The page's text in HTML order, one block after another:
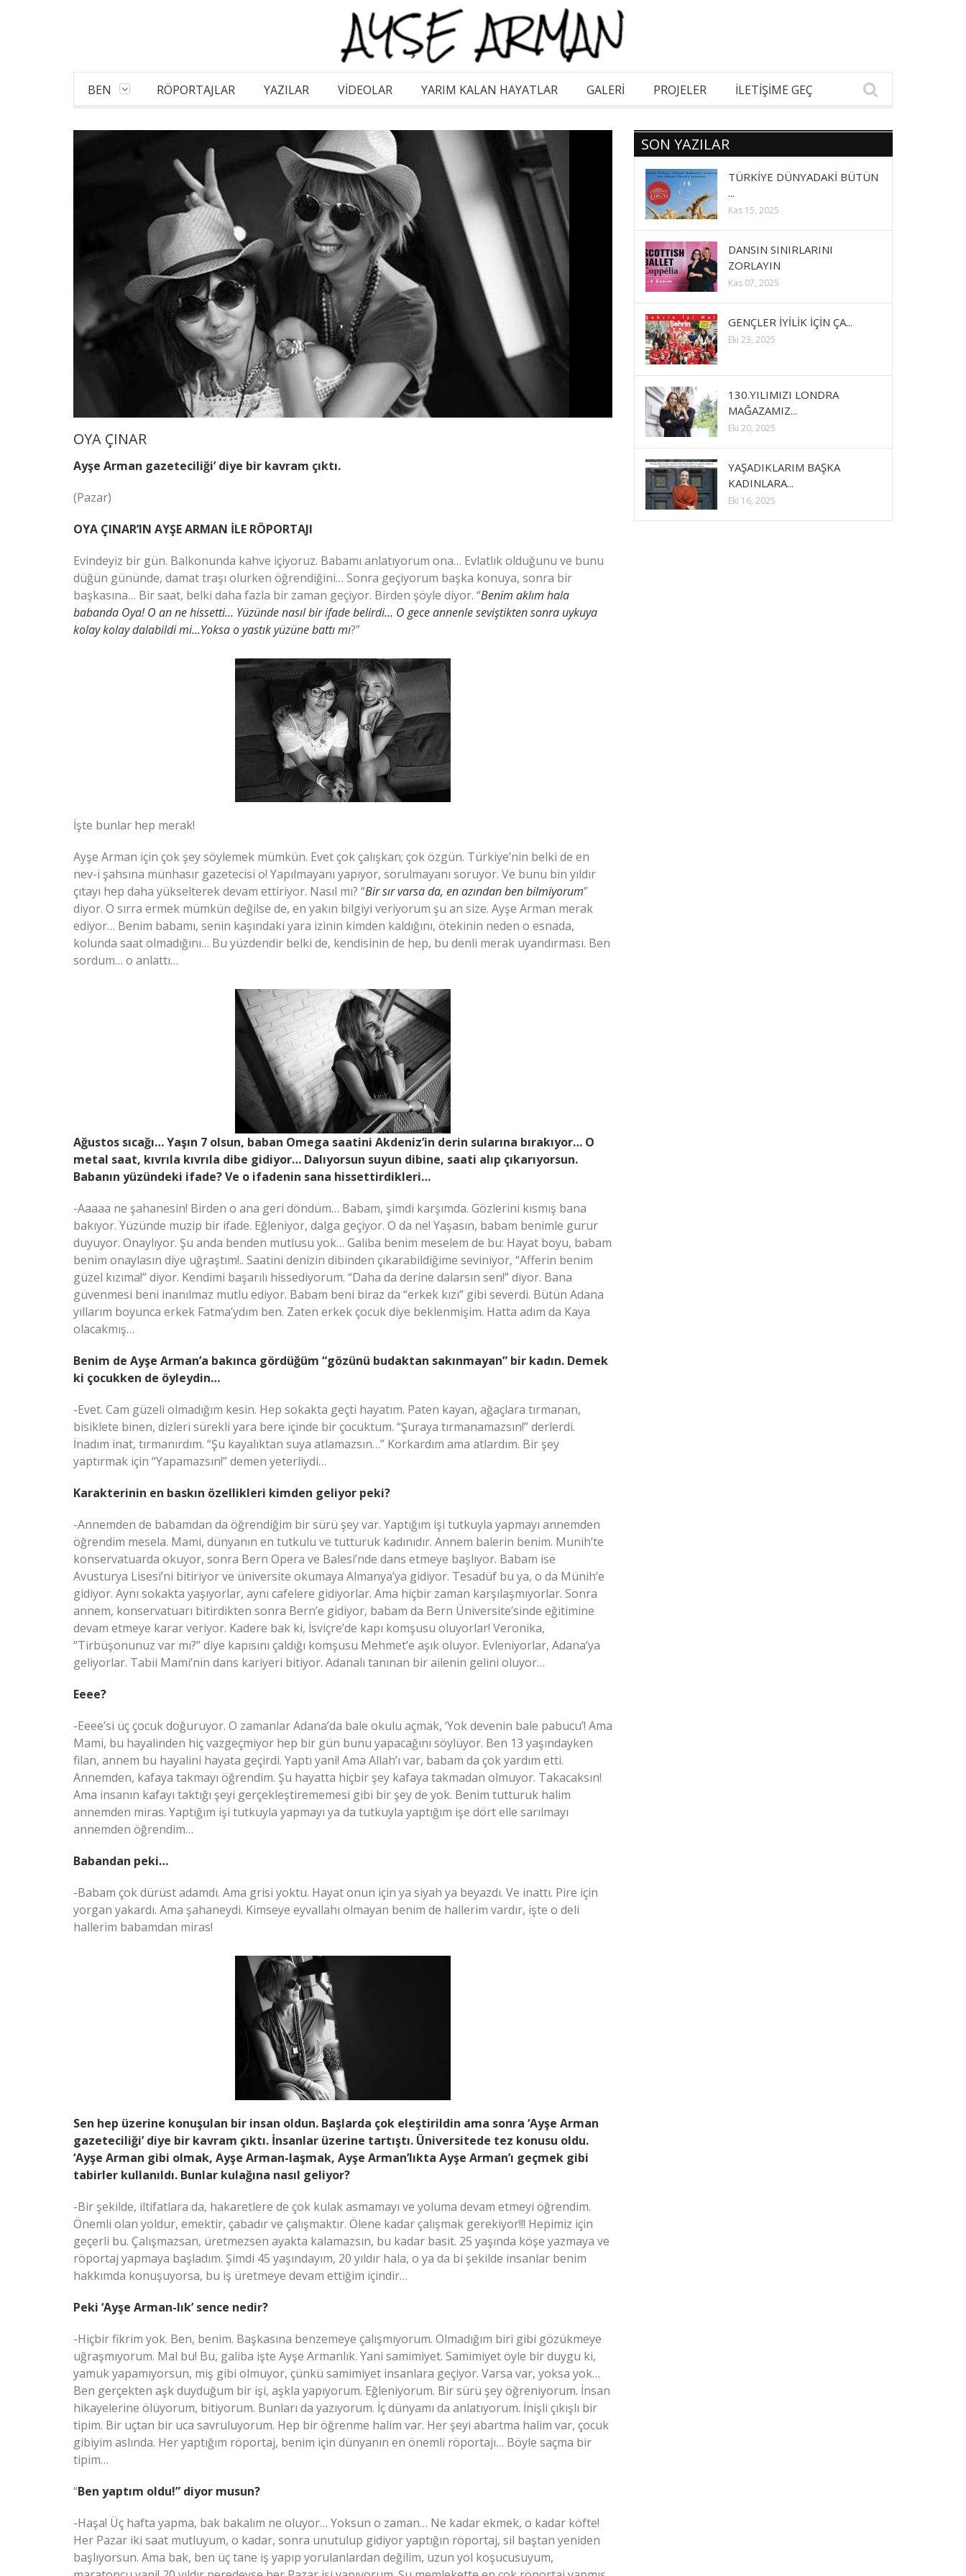
BEN RÖPORTAJLAR YAZILAR VİDEOLAR YARIM KALAN HAYATLAR GALERI PROJELER İLETİŞİME GEÇ
OYA ÇINAR
Ayşe Arman gazeteciliği’ diye bir kavram çıktı.
(Pazar)
OYA ÇINAR’IN AYŞE ARMAN İLE RÖPORTAJI
Evindeyiz bir gün. Balkonunda kahve içiyoruz. Babamı anlatıyorum ona… Evlatlık olduğunu ve bunu
düğün gününde, damat traşı olurken öğrendiğini… Sonra geçiyorum başka konuya, sonra bir
başkasına… Bir saat, belki daha fazla bir zaman geçiyor. Birden şöyle diyor. “Benim aklım hala
babanda Oya! O an ne hissetti… Yüzünde nasıl bir ifade belirdi… O gece annenle seviştikten sonra uykuya
kolay kolay dalabildi mi…Yoksa o yastık yüzüne battı mı?”
İşte bunlar hep merak!
Ayşe Arman için çok şey söylemek mümkün. Evet çok çalışkan; çok özgün. Türkiye’nin belki de en
nev-i şahsına münhasır gazetecisi o! Yapılmayanı yapıyor, sorulmayanı soruyor. Ve bunu bin yıldır
çıtayı hep daha yükselterek devam ettiriyor. Nasıl mı? “Bir sır varsa da, en azından ben bilmiyorum”
diyor. O sırra ermek mümkün değilse de, en yakın bilgiyi veriyorum şu an size. Ayşe Arman merak
ediyor… Benim babamı, senin kaşındaki yara izinin kimden kaldığını, ötekinin neden o esnada,
kolunda saat olmadığını… Bu yüzdendir belki de, kendisinin de hep, bu denli merak uyandırması. Ben
sordum… o anlattı…
Ağustos sıcağı… Yaşın 7 olsun, baban Omega saatini Akdeniz’in derin sularına bırakıyor… O
metal saat, kıvrıla kıvrıla dibe gidiyor… Dalıyorsun suyun dibine, saati alıp çıkarıyorsun.
Babanın yüzündeki ifade? Ve o ifadenin sana hissettirdikleri…
-Aaaaa ne şahanesin! Birden o ana geri döndüm… Babam, şimdi karşımda. Gözlerini kısmış bana
bakıyor. Yüzünde muzip bir ifade. Eğleniyor, dalga geçiyor. O da ne! Yaşasın, babam benimle gurur
duyuyor. Onaylıyor. Şu anda benden mutlusu yok… Galiba benim meselem de bu: Hayat boyu, babam
benim onaylasın diye uğraştım!.. Saatini denizin dibinden çıkarabildiğime seviniyor, “Afferin benim
güzel kızıma!” diyor. Kendimi başarılı hissediyorum. “Daha da derine dalarsın sen!” diyor. Bana
güvenmesi beni inanılmaz mutlu ediyor. Babam beni biraz da “erkek kızı” gibi severdi. Bütün Adana
yıllarım boyunca erkek Fatma’ydım ben. Zaten erkek çocuk diye beklenmişim. Hatta adım da Kaya
olacakmış…
Benim de Ayşe Arman’a bakınca gördüğüm “gözünü budaktan sakınmayan” bir kadın. Demek
ki çocukken de öyleydin…
-Evet. Cam güzeli olmadığım kesin. Hep sokakta geçti hayatım. Paten kayan, ağaçlara tırmanan,
bisiklete binen, dizleri sürekli yara bere içinde bir çocuktum. “Şuraya tırmanamazsın!” derlerdi.
İnadım inat, tırmanırdım. “Şu kayalıktan suya atlamazsın…” Korkardım ama atlardım. Bir şey
yaptırmak için “Yapamazsın!” demen yeterliydi…
Karakterinin en baskın özellikleri kimden geliyor peki?
-Annemden de babamdan da öğrendiğim bir sürü şey var. Yaptığım işi tutkuyla yapmayı annemden
öğrendim mesela. Mami, dünyanın en tutkulu ve tutturuk kadınıdır. Annem balerin benim. Munih’te
konservatuarda okuyor, sonra Bern Opera ve Balesi’nde dans etmeye başlıyor. Babam ise
Avusturya Lisesi’ni bitiriyor ve üniversite okumaya Almanya’ya gidiyor. Tesadüf bu ya, o da Münih’e
gidiyor. Aynı sokakta yaşıyorlar, aynı cafelere gidiyorlar. Ama hiçbir zaman karşılaşmıyorlar. Sonra
annem, konservatuarı bitirdikten sonra Bern’e gidiyor, babam da Bern Üniversite’sinde eğitimine
devam etmeye karar veriyor. Kadere bak ki, İsviçre’de kapı komşusu oluyorlar! Veronika,
“Tirbüşonunuz var mı?” diye kapısını çaldığı komşusu Mehmet’e aşık oluyor. Evleniyorlar, Adana’ya
geliyorlar. Tabii Mami’nin dans kariyeri bitiyor. Adanalı tanınan bir ailenin gelini oluyor…
Eeee?
-Eeee’si üç çocuk doğuruyor. O zamanlar Adana’da bale okulu açmak, ‘Yok devenin bale pabucu’! Ama
Mami, bu hayalinden hiç vazgeçmiyor hep bir gün bunu yapacağını söylüyor. Ben 13 yaşındayken
filan, annem bu hayalini hayata geçirdi. Yaptı yani! Ama Allah’ı var, babam da çok yardım etti.
Annemden, kafaya takmayı öğrendim. Şu hayatta hiçbir şey kafaya takmadan olmuyor. Takacaksın!
Ama insanın kafayı taktığı şeyi gerçekleştirememesi gibi bir şey de yok. Benim tutturuk halim
annemden miras. Yaptığım işi tutkuyla yapmayı ya da tutkuyla yaptığım işe dört elle sarılmayı
annemden öğrendim…
Babandan peki…
-Babam çok dürüst adamdı. Ama grisi yoktu. Hayat onun için ya siyah ya beyazdı. Ve inattı. Pire için
yorgan yakardı. Ama şahaneydi. Kimseye eyvallahı olmayan benim de hallerim vardır, işte o deli
hallerim babamdan miras!
Sen hep üzerine konuşulan bir insan oldun. Başlarda çok eleştirildin ama sonra ‘Ayşe Arman
gazeteciliği’ diye bir kavram çıktı. İnsanlar üzerine tartıştı. Üniversitede tez konusu oldu.
‘Ayşe Arman gibi olmak, Ayşe Arman-laşmak, Ayşe Arman’lıkta Ayşe Arman’ı geçmek gibi
tabirler kullanıldı. Bunlar kulağına nasıl geliyor?
-Bir şekilde, iltifatlara da, hakaretlere de çok kulak asmamayı ve yoluma devam etmeyi öğrendim.
Önemli olan yoldur, emektir, çabadır ve çalışmaktır. Ölene kadar çalışmak gerekiyor!!! Hepimiz için
geçerli bu. Çalışmazsan, üretmezsen ayakta kalamazsın, bu kadar basit. 25 yaşında köşe yazmaya ve
röportaj yapmaya başladım. Şimdi 45 yaşındayım, 20 yıldır hala, o ya da bi şekilde insanlar benim
hakkımda konuşuyorsa, bu iş üretmeye devam ettiğim içindir…
Peki ‘Ayşe Arman-lık’ sence nedir?
-Hiçbir fikrim yok. Ben, benim. Başkasına benzemeye çalışmıyorum. Olmadığım biri gibi gözükmeye
uğraşmıyorum. Mal bu! Bu, galiba işte Ayşe Armanlık. Yani samimiyet. Samimiyet öyle bir duygu ki,
yamuk yapamıyorsun, miş gibi olmuyor, çünkü samimiyet insanlara geçiyor. Varsa var, yoksa yok…
Ben gerçekten aşk duyduğum bir işi, aşkla yapıyorum. Eğleniyorum. Bir sürü şey öğreniyorum. İnsan
hikayelerine ölüyorum, bitiyorum. Bunları da yazıyorum. İç dünyamı da anlatıyorum. İnişli çıkışlı bir
tipim. Bir uçtan bir uca savruluyorum. Hep bir öğrenme halim var. Her şeyi abartma halim var, çocuk
gibiyim aslında. Her yaptığım röportaj, benim için dünyanın en önemli röportajı… Böyle saçma bir
tipim…
“Ben yaptım oldu!” diyor musun?
-Haşa! Üç hafta yapma, bak bakalım ne oluyor… Yoksun o zaman… Ne kadar ekmek, o kadar köfte!
Her Pazar iki saat mutluyum, o kadar, sonra unutulup gidiyor yaptığın röportaj, sil baştan yeniden
başlıyorsun. Ama bak, ben üç tane iş yapıp yorulanlardan değilim, uzun yol koşucusuyum,
SON YAZILAR
TÜRKİYE DÜNYADAKİ BÜTÜN
...
Kas 15, 2025
DANSIN SINIRLARINI
ZORLAYIN
Kas 07, 2025
GENÇLER İYİLİK İÇİN ÇA...
Eki 23, 2025
130.YILIMIZI LONDRA
MAĞAZAMIZ...
Eki 20, 2025
YAŞADIKLARIM BAŞKA
KADINLARA...
Eki 16, 2025